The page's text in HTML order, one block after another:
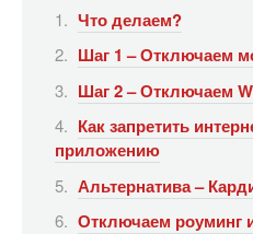
Что делаем?
Шаг 1 – Отключаем
Шаг 2 – Отключаем
Как запретить
приложению
Альтернатива –
Отключаем роуминг